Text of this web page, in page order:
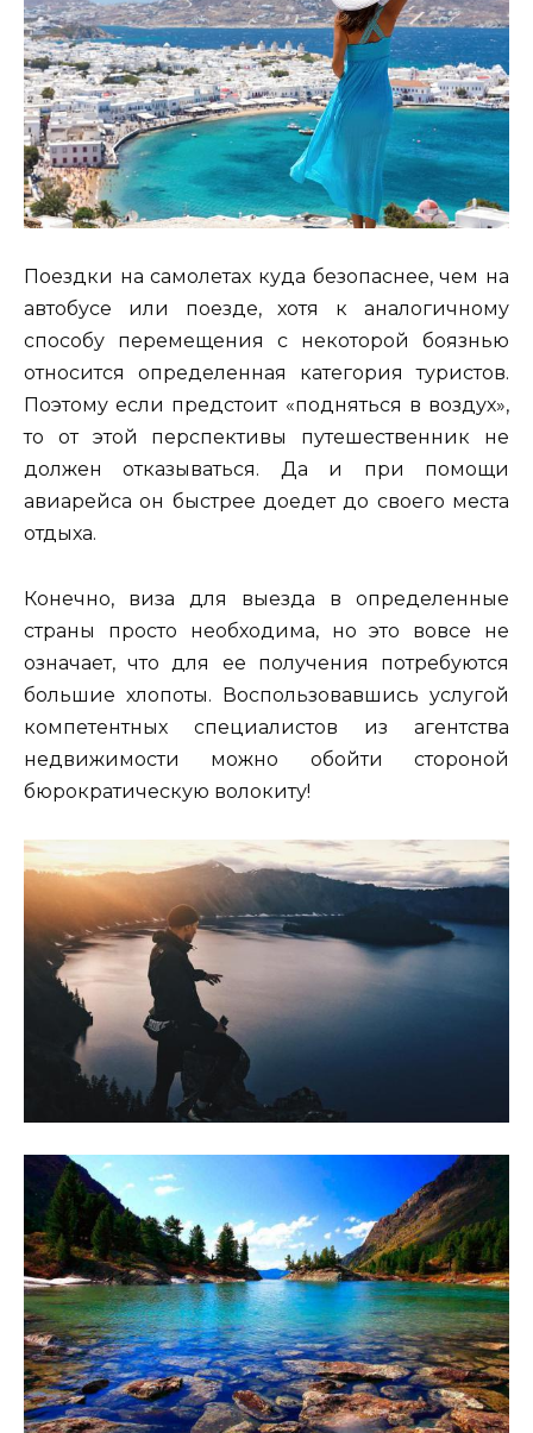
Поездки на самолетах куда безопаснее, чем на
автобусе или поезде, хотя к аналогичному
способу перемещения с некоторой боязнью
относится определенная категория туристов.
Поэтому если предстоит «подняться в воздух»,
то от этой перспективы путешественник не
должен отказываться. Да и при помощи
авиарейса он быстрее доедет до своего места
отдыха.
Конечно, виза для выезда в определенные
страны просто необходима, но это вовсе не
означает, что для ее получения потребуются
большие хлопоты. Воспользовавшись услугой
компетентных специалистов из агентства
недвижимости можно обойти стороной
бюрократическую волокиту!